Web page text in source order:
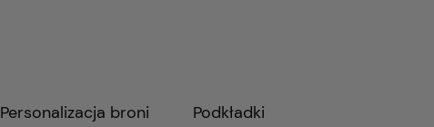
Personalizacja broni
Podkładki